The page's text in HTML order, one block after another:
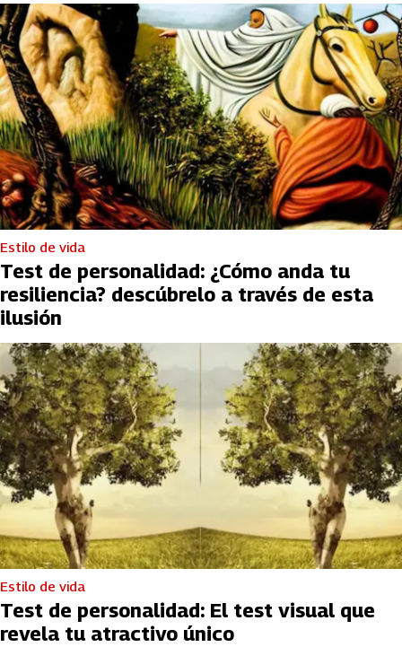
Estilo de vida
Test de personalidad: ¿Cómo anda tu
resiliencia? descúbrelo a través de esta
ilusión
Estilo de vida
Test de personalidad: El test visual que
revela tu atractivo único